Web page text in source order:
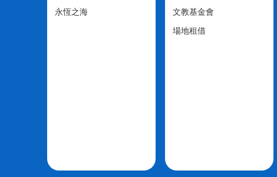
永恆之海
文教基金會
場地租借